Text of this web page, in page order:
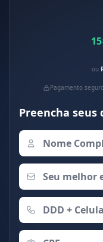
ou
Pagamento
Preencha seus